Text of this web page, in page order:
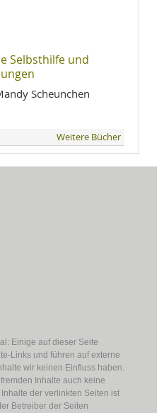
Selbsthilfe und
Scheunchen
Weitere Bücher
Einige auf dieser Seite
Links und führen auf externe
wir keinen Einfluss haben.
Inhalte auch keine
der verlinkten Seiten ist
Betreiber der Seiten